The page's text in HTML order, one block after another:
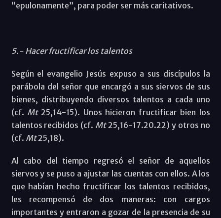
“epulonamente”, para poder ser más caritativos.
5.- Hacer fructificar los talentos
Según el evangelio Jesús expuso a sus discípulos la
parábola del señor que encargó a sus siervos de sus
bienes, distribuyendo diversos talentos a cada uno
(cf. Mt25,14-15). Unos hicieron fructificar bien los
talentos recibidos (cf. Mt25,16-17.20.22) y otros no
(cf. Mt25,18).
Al cabo del tiempo regresó el señor de aquellos
siervos y se puso a ajustar las cuentas con ellos. A los
que habían hecho fructificar los talentos recibidos,
les recompensó de dos maneras: con cargos
importantes y entraron a gozar de la presencia de su